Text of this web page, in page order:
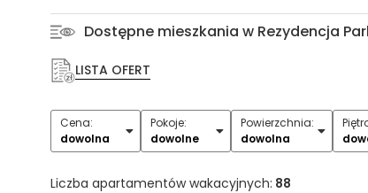
Dostępne mieszkania w Rezydencja
LISTA OFERT
Cena:
dowolna
Pokoje:
dowolne
1 2 4 5+
Powierzchnia:
dowolna
Liczba apartamentów wakacyjnych: 88